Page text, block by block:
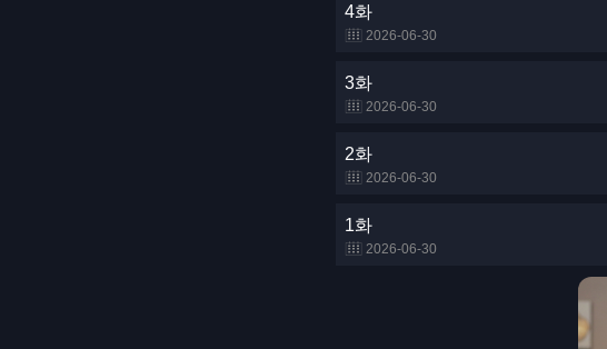
4화
2026-06-30
3화
2026-06-30
2화
2026-06-30
1화
2026-06-30